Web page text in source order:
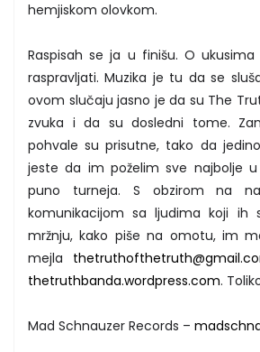
hemjiskom olovkom.
Raspisah se ja u finišu. O
raspravljati. Muzika je tu da se
ovom slučaju jasno je da su The
zvuka i da su dosledni tome.
pohvale su prisutne, tako da
jeste da im poželim sve najbolje
puno turneja. S obzirom na
komunikacijom sa ljudima koji ih
mržnju, kako piše na omotu, im
mejla
thetruthbanda.wordpress.com.
Mad Schnauzer Records –